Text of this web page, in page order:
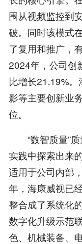
围从视频监控到
破。同时该模式
了复用和推广，
2024年，公司创
比增长21.19%
影等主要创新业
位。
“数智质量”质
实践中探索出来
适用于公司内部
年，海康威视已
整合成了系统化
数字化升级示范
色、机械装备、